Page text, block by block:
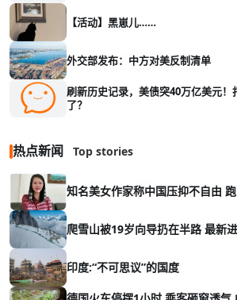
【活动】黑崽儿……
外交部发布：中方对美反制清单
刷新历史记录，美债突40万亿美元
了？
热点新闻 Top stories
知名美女作家称中国压抑不自由
爬雪山被19岁向导扔在半路 最新
印度:“不可思议”的国度